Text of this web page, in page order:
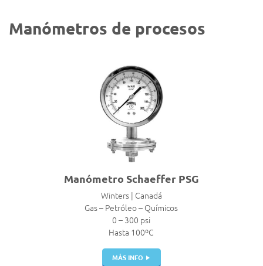
Manómetros de procesos
Manómetro Schaeffer PSG
Winters | Canadá
Gas – Petróleo – Químicos
0 – 300 psi
Hasta 100ºC
MÁS INFO